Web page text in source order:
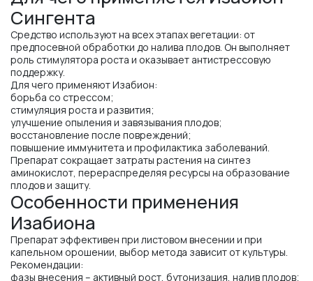
Сингента
Средство используют на всех этапах вегетации: от
предпосевной обработки до налива плодов. Он выполняет
роль стимулятора роста и оказывает антистрессовую
поддержку.
Для чего применяют Изабион:
борьба со стрессом;
стимуляция роста и развития;
улучшение опыления и завязывания плодов;
восстановление после повреждений;
повышение иммунитета и профилактика заболеваний.
Препарат сокращает затраты растения на синтез
аминокислот, перераспределяя ресурсы на образование
плодов и защиту.
Особенности применения
Изабиона
Препарат эффективен при листовом внесении и при
капельном орошении, выбор метода зависит от культуры.
Рекомендации:
фазы внесения – активный рост, бутонизация, налив плодов;